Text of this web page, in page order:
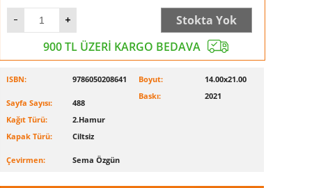
Stokta Yok
900 TL ÜZERİ KARGO BEDAVA
ISBN: 9786050208641
Sayfa Sayısı:
488
Kağıt Türü:
2.Hamur
Kapak Türü:
Ciltsiz
Çevirmen: Sema Özgün
Boyut:
14.00x21.00
Baskı:
2021